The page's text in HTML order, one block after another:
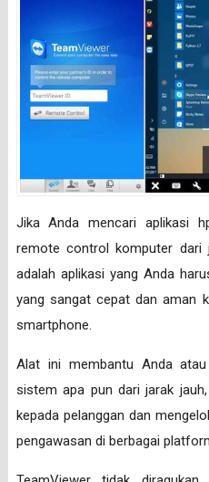
Jika Anda mencari aplikasi
remote control komputer dari
adalah aplikasi yang Anda
yang sangat cepat dan aman
smartphone.
Alat ini membantu Anda
sistem apa pun dari jarak
kepada pelanggan dan
pengawasan di berbagai